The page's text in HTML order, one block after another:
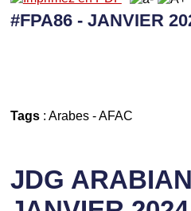
#FPA86 - JANVIER
Tags: Arabes- AFAC
JDG